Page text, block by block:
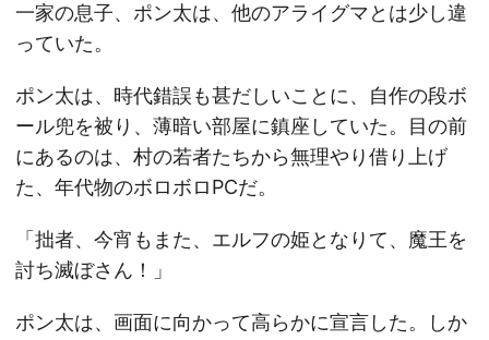
一家の息子、ポン太は、他のアライグマとは少し違
っていた。
ポン太は、時代錯誤も甚だしいことに、自作の段ボ
ール兜を被り、薄暗い部屋に鎮座していた。目の前
にあるのは、村の若者たちから無理やり借り上げ
た、年代物のボロボロPCだ。
「拙者、今宵もまた、エルフの姫となりて、魔王を
討ち滅ぼさん！」
ポン太は、画面に向かって高らかに宣言した。しか